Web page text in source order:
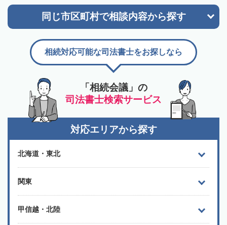
同じ市区町村で相談内容から探す
「相続会議」の
司法書士検索サービス
相続対応可能な司法書士をお探しなら
対応エリアから探す
北海道・東北
関東
甲信越・北陸